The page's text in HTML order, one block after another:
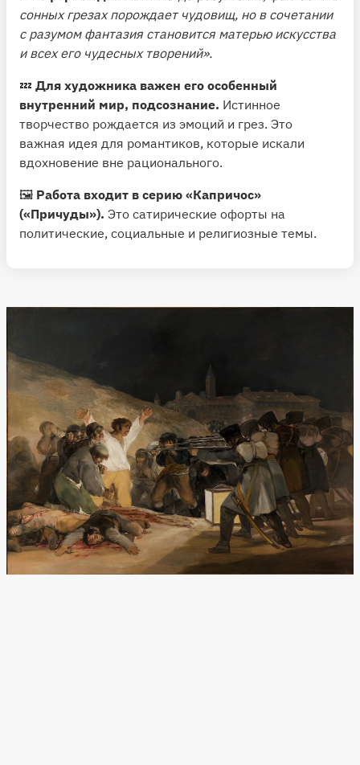
сонных грезах порождает чудовищ, но в сочетании
с разумом фантазия становится матерью искусства
и всех его чудесных творений».
💤 Для художника важен его особенный
внутренний мир, подсознание. Истинное
творчество рождается из эмоций и грез. Это
важная идея для романтиков, которые искали
вдохновение вне рационального.
🖼 Работа входит в серию «Капричос»
(«Причуды»). Это сатирические офорты на
политические, социальные и религиозные темы.